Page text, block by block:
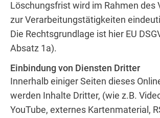
Löschungsfrist wird im Rahmen des
zur Verarbeitungstätigkeiten
Die Rechtsgrundlage ist hier EU
Absatz 1a).
Einbindung von Diensten Dritter
Innerhalb einiger Seiten dieses
werden Inhalte Dritter, (wie z.B.
YouTube, externes Kartenmaterial,